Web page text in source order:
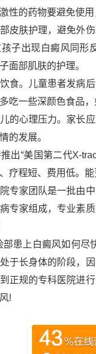
性的药物要避免使
皮肤护理，避免外
子出现白癜风同形
面部肌肤的护理。
食。儿童患者发病
吃一些深颜色食品
的心理压力。家长
的发展。
出“美国第二代X-
疗程短、费用低。
专家团队是一批由
专家组成，专业素
部患上白癜风如何尽
于长身体的阶段，
正规的专科医院进
!